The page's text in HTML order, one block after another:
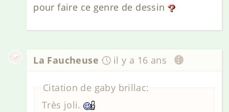
pour faire ce genre de dessin
La Faucheuse il y a 16 ans
Citation de gaby brillac:
Très joli.